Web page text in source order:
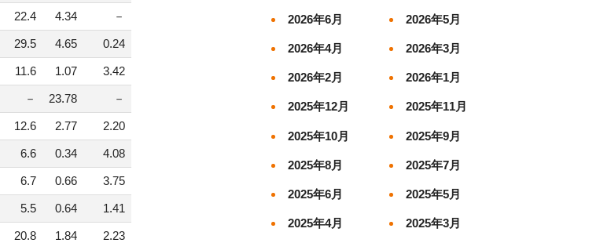
22.4 4.34 －
29.5 4.65 0.24
11.6 1.07 3.42
－ 23.78 －
12.6 2.77 2.20
6.6 0.34 4.08
6.7 0.66 3.75
5.5 0.64 1.41
20.8 1.84 2.23
2026年6月 2026年5月
2026年4月 2026年3月
2026年2月 2026年1月
2025年12月 2025年11月
2025年10月 2025年9月
2025年8月 2025年7月
2025年6月 2025年5月
2025年4月 2025年3月